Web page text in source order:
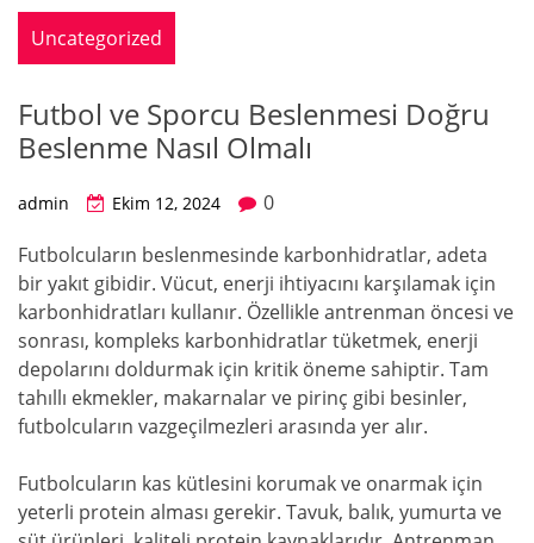
Uncategorized
Futbol ve Sporcu Beslenmesi Doğru
Beslenme Nasıl Olmalı
admin Ekim 12, 2024
0
Futbolcuların beslenmesinde karbonhidratlar, adeta
bir yakıt gibidir. Vücut, enerji ihtiyacını karşılamak için
karbonhidratları kullanır. Özellikle antrenman öncesi ve
sonrası, kompleks karbonhidratlar tüketmek, enerji
depolarını doldurmak için kritik öneme sahiptir. Tam
tahıllı ekmekler, makarnalar ve pirinç gibi besinler,
futbolcuların vazgeçilmezleri arasında yer alır.
Futbolcuların kas kütlesini korumak ve onarmak için
yeterli protein alması gerekir. Tavuk, balık, yumurta ve